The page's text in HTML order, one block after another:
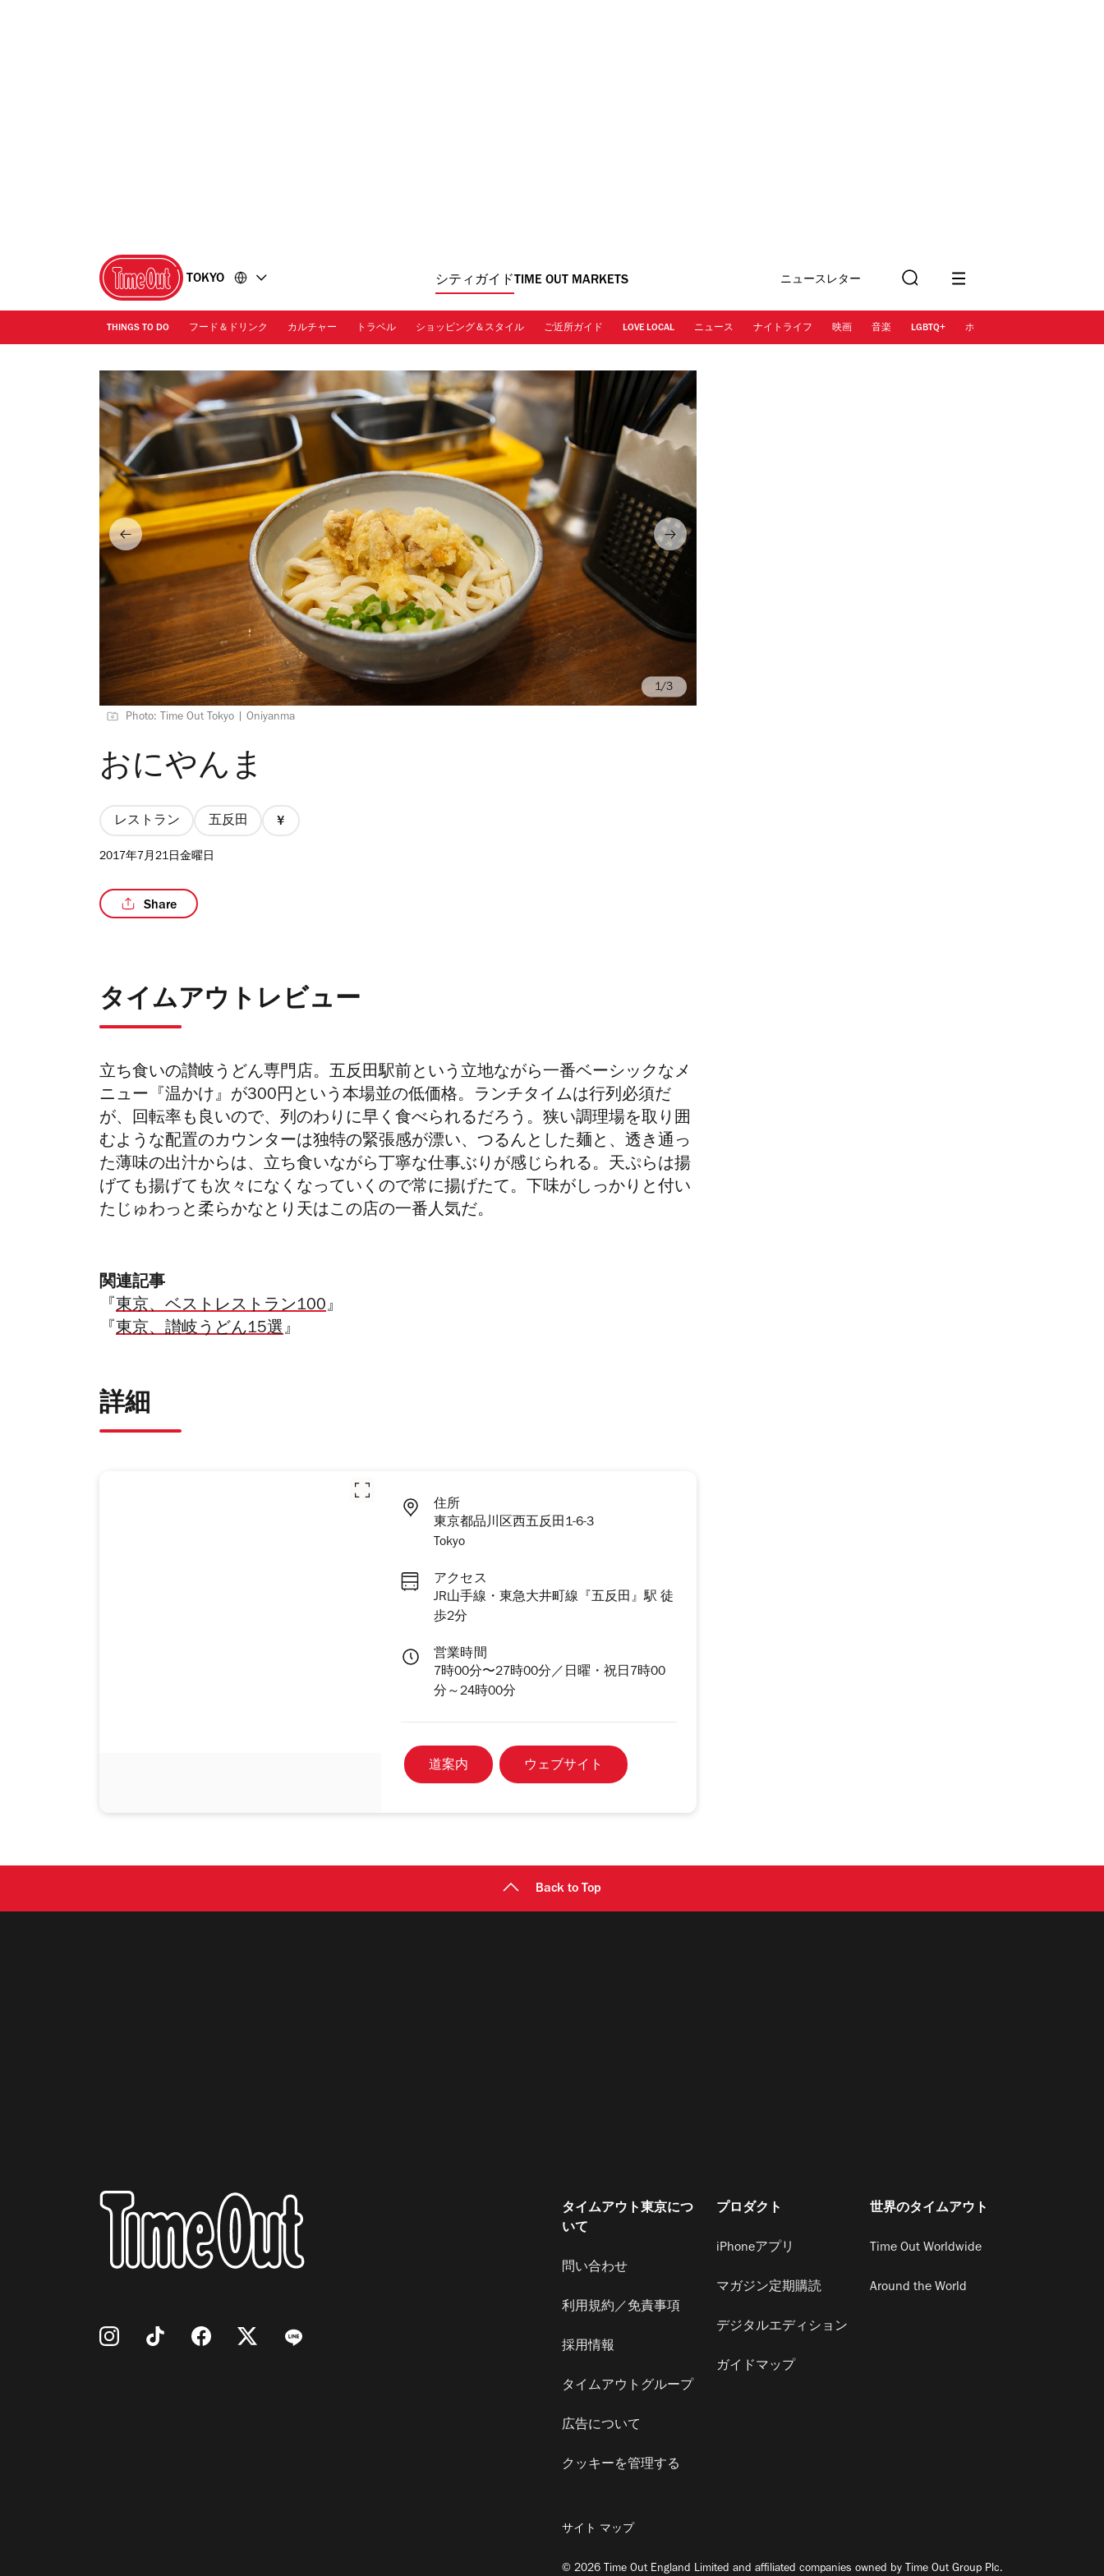
TOKYO シティガイド TIME OUT MARKETS ニュースレター
に登録
索
THINGS TO DO フード＆ドリンク カルチャー トラベル ショッピング＆スタイル ご近所ガイド LOVE LOCAL ニュース ナイトライフ 映画 音楽 LGBTQ+ ホテル
Photo: Time Out Tokyo | Oniyanma
/3
おにやんま
レストラン 五反田
価
2017年7月21日金曜日
Share
タイムアウトレビュー
立ち食いの讃岐うどん専門店。五反田駅前という立地ながら一番ベーシックなメ
ニュー『温かけ』が300円という本場並の低価格。ランチタイムは行列必須だ
が、回転率も良いので、列のわりに早く食べられるだろう。狭い調理場を取り囲
むような配置のカウンターは独特の緊張感が漂い、つるんとした麺と、透き通っ
た薄味の出汁からは、立ち食いながら丁寧な仕事ぶりが感じられる。天ぷらは揚
げても揚げても次々になくなっていくので常に揚げたて。下味がしっかりと付い
たじゅわっと柔らかなとり天はこの店の一番人気だ。
関連記事
『 東京、ベストレストラン100』
『 東京、讃岐うどん15選』
詳細
住所
東京都品川区西五反田1-6-3
Tokyo
アクセス
JR山手線・東急大井町線『五反田』駅 徒
歩2分
営業時間
7時00分〜27時00分／日曜・祝日7時00
分～24時00分
道案内 ウェブサイト
Back to Top
タイムアウト東京につ
いて
問い合わせ
利用規約／免責事項
採用情報
タイムアウトグループ
広告について
クッキーを管理する
プロダクト
iPhoneアプリ
マガジン定期購読
デジタルエディション
ガイドマップ
世界のタイムアウト
Time Out Worldwide
Around the World
サイト マップ
© 2026 Time Out England Limited and affiliated companies owned by Time Out Group Plc.